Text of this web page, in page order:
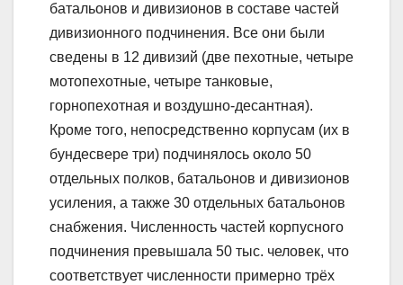
батальонов и дивизионов в составе частей
дивизионного подчинения. Все они были
сведены в 12 дивизий (две пехотные, четыре
мотопехотные, четыре танковые,
горнопехотная и воздушно-десантная).
Кроме того, непосредственно корпусам (их в
бундесвере три) подчинялось около 50
отдельных полков, батальонов и дивизионов
усиления, а также 30 отдельных батальонов
снабжения. Численность частей корпусного
подчинения превышала 50 тыс. человек, что
соответствует численности примерно трёх